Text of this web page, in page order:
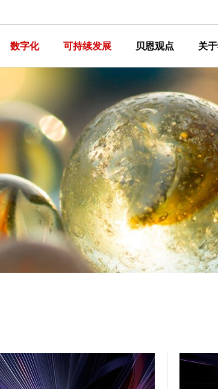
数字化 可持续发展 贝恩观点 关